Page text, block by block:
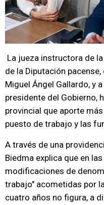
La jueza instructora de
de la Diputación
Miguel Ángel Gallardo, y
presidente del Gobierno,
provincial que aporte
puesto de trabajo y las
A través de una
Biedma explica que en
modificaciones de
trabajo" acometidas por
cuatro años no figura, a